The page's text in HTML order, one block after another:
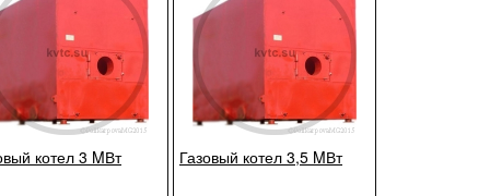
котел 3 MВт Газовый котел 3,5 MВт